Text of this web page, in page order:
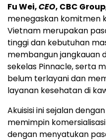
Fu Wei,CEO, CBC Group
menegaskan komitmen
Vietnam merupakan
tinggi dan kebutuhan
membangun jangkauan
sekelas Pinnacle, serta
belum terlayani dan
layanan kesehatan di
Akuisisi ini sejalan
memimpin komersialisasi
dengan menyatukan